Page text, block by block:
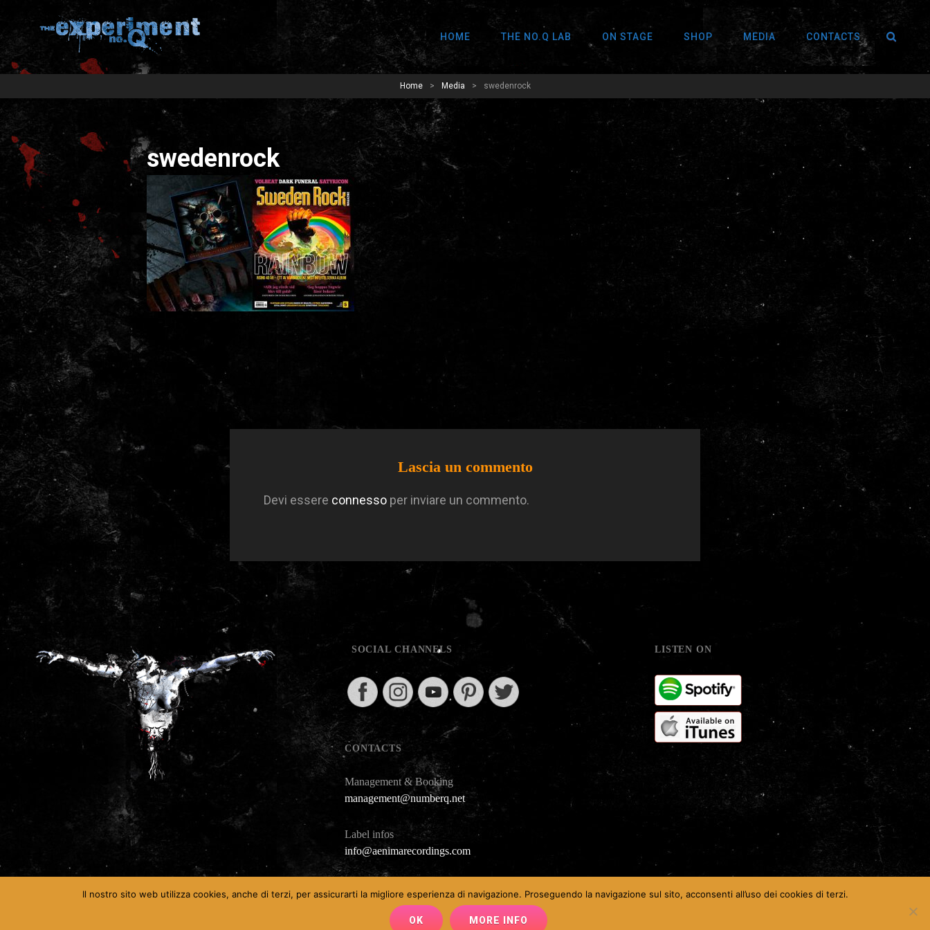
HOME THE NO.Q LAB ON STAGE SHOP MEDIA CONTACTS
Home > Media > swedenrock
swedenrock
Lascia un commento
Devi essere connesso per inviare un commento.
SOCIAL CHANNELS
CONTACTS
Management & Booking
management@numberq.net
Label infos
info@aenimarecordings.com
LISTEN ON
Copyright © 2026 Audioman By Catch Themes
Il nostro sito web utilizza cookies, anche di terzi, per assicurarti la migliore esperienza di navigazione. Proseguendo la navigazione sul sito, acconsenti all’uso dei cookies di terzi.
OK MORE INFO